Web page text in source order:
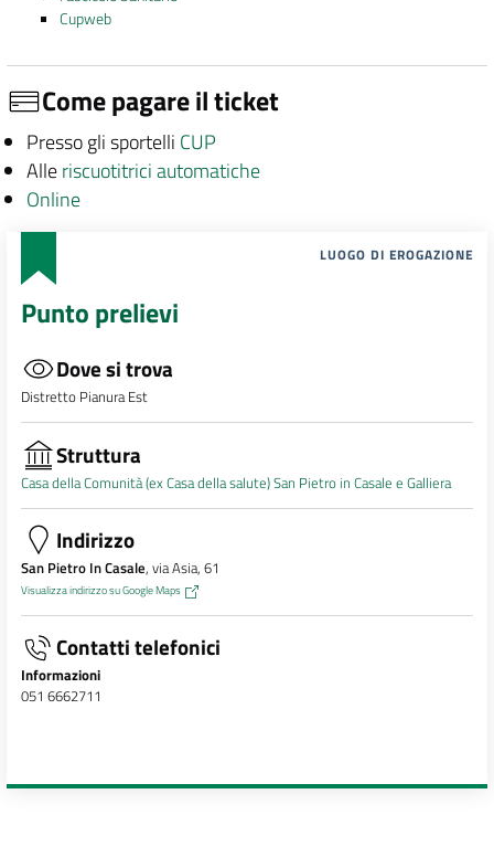
Cupweb
Come pagare il ticket
Presso gli sportelli CUP
Alleriscuotitrici automatiche
Online
LUOGO DI EROGAZIONE
Punto prelievi
Dove si trova
Distretto Pianura Est
Struttura
Casa della Comunità (ex Casa della salute) San Pietro in Casale e Galliera
Indirizzo
San Pietro In Casale, via Asia, 61
Visualizza indirizzo su Google Maps
Contatti telefonici
Informazioni
051 6662711